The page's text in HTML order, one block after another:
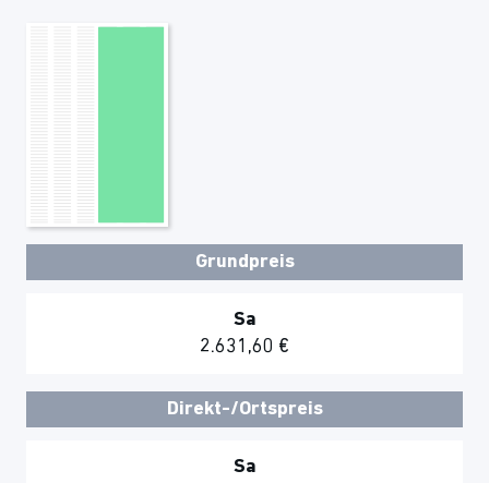
Grundpreis
Sa
2.631,60 €
Direkt-/Ortspreis
Sa